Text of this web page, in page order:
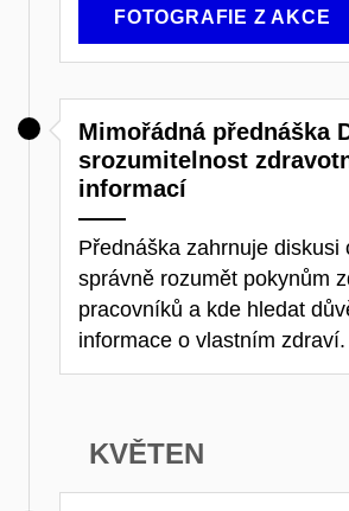
FOTOGRAFIE Z AKCE
Mimořádná přednáška
srozumitelnost
informací
Přednáška zahrnuje diskusi
správně rozumět pokynům
pracovníků a kde hledat
informace o vlastním zdraví.
KVĚTEN